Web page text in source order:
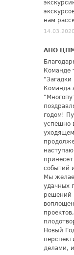
нам
14.03.2020
АНО
Команде
"Загадки
Команда
годом!
успешно
событий
Мы
удачных
решений
Новый
делами,